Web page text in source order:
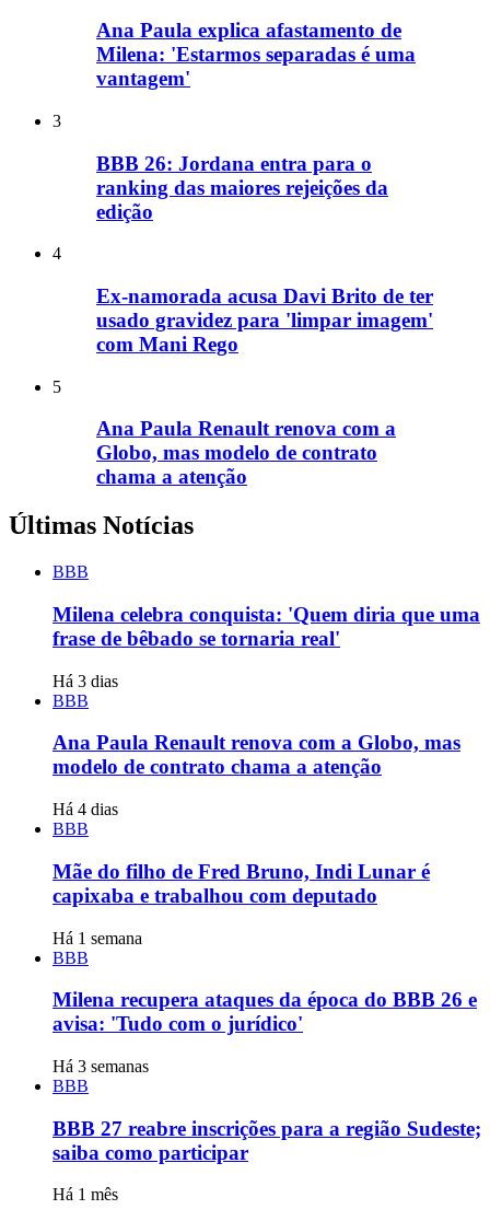
Ana Paula explica afastamento de
Milena: 'Estarmos separadas é uma
vantagem'
3
BBB 26: Jordana entra para o
ranking das maiores rejeições da
edição
4
Ex-namorada acusa Davi Brito de ter
usado gravidez para 'limpar imagem'
com Mani Rego
5
Ana Paula Renault renova com a
Globo, mas modelo de contrato
chama a atenção
Últimas Notícias
BBB
Milena celebra conquista: 'Quem diria que uma
frase de bêbado se tornaria real'
Há 3 dias
BBB
Ana Paula Renault renova com a Globo, mas
modelo de contrato chama a atenção
Há 4 dias
BBB
Mãe do filho de Fred Bruno, Indi Lunar é
capixaba e trabalhou com deputado
Há 1 semana
BBB
Milena recupera ataques da época do BBB 26 e
avisa: 'Tudo com o jurídico'
Há 3 semanas
BBB
BBB 27 reabre inscrições para a região Sudeste;
saiba como participar
Há 1 mês